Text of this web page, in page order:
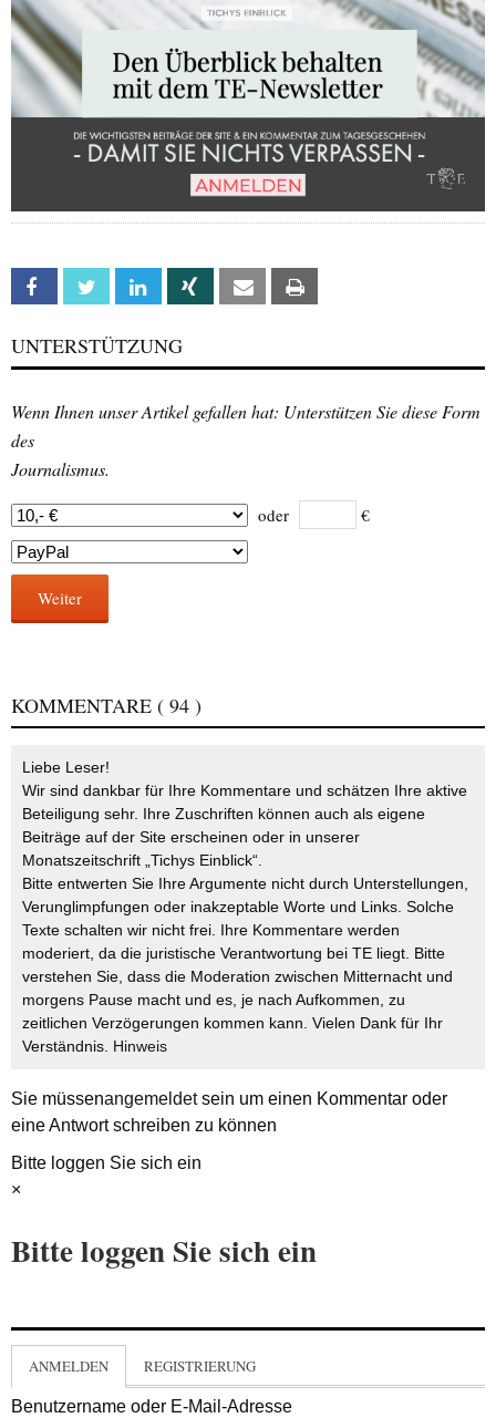
Facebook Twitter Linkedin Xing Email
UNTERSTÜTZUNG
Wenn Ihnen unser Artikel gefallen hat: Unterstützen Sie diese Form
des
Journalismus.
oder €
Weiter
KOMMENTARE ( 94 )
Liebe Leser!
Wir sind dankbar für Ihre Kommentare und schätzen Ihre aktive
Beteiligung sehr. Ihre Zuschriften können auch als eigene
Beiträge auf der Site erscheinen oder in unserer
Monatszeitschrift „Tichys Einblick“.
Bitte entwerten Sie Ihre Argumente nicht durch Unterstellungen,
Verunglimpfungen oder inakzeptable Worte und Links. Solche
Texte schalten wir nicht frei. Ihre Kommentare werden
moderiert, da die juristische Verantwortung bei TE liegt. Bitte
verstehen Sie, dass die Moderation zwischen Mitternacht und
morgens Pause macht und es, je nach Aufkommen, zu
zeitlichen Verzögerungen kommen kann. Vielen Dank für Ihr
Verständnis. Hinweis
Sie müssenangemeldetsein um einen Kommentar oder
eine Antwort schreiben zu können
Bitte loggen Sie sich ein
×
Bitte loggen Sie sich ein
ANMELDEN REGISTRIERUNG
Benutzername oder E-Mail-Adresse